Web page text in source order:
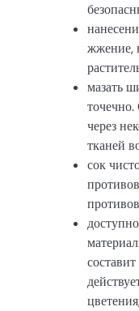
жжение,
мазать
через
тканей
сок